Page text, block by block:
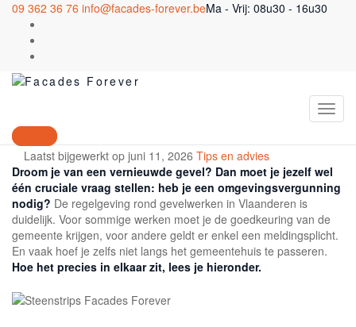
09 362 36 76 info@facades-forever.beMa - Vrij: 08u30 - 16u30
Contact
Gevelwerken gepland?
Check hier wanneer je
een vergunning moet
aanvragen
Laatst bijgewerkt op juni 11, 2026 Tips en advies
Droom je van een vernieuwde gevel? Dan moet je jezelf wel
één cruciale vraag stellen: heb je een omgevingsvergunning
nodig? De regelgeving rond gevelwerken in Vlaanderen is
duidelijk. Voor sommige werken moet je de goedkeuring van de
gemeente krijgen, voor andere geldt er enkel een meldingsplicht.
En vaak hoef je zelfs niet langs het gemeentehuis te passeren.
Hoe het precies in elkaar zit, lees je hieronder.